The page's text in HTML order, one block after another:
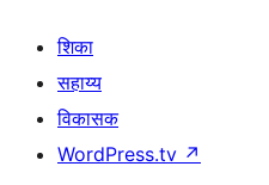
शिका
सहाय्य
विकासक
WordPress.tv ↗